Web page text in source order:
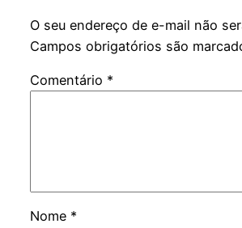
O seu endereço de e-mail não
Campos obrigatórios são
Comentário *
Nome *